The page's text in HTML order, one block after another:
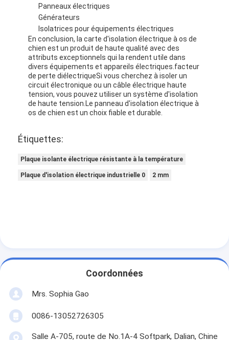
Panneaux électriques
Générateurs
Isolatrices pour équipements électriques
En conclusion, la carte d'isolation électrique à os de
chien est un produit de haute qualité avec des
attributs exceptionnels qui la rendent utile dans
divers équipements et appareils électriques.facteur
de perte diélectriqueSi vous cherchez à isoler un
circuit électronique ou un câble électrique haute
tension, vous pouvez utiliser un système d'isolation
de haute tension.Le panneau d'isolation électrique à
os de chien est un choix fiable et durable.
Étiquettes:
Plaque isolante électrique résistante à la température
Plaque d'isolation électrique industrielle 0 2 mm
Coordonnées
Mrs. Sophia Gao
0086-13052726305
Salle A-705, route de No.1A-4 Softpark, Dalian, Chine